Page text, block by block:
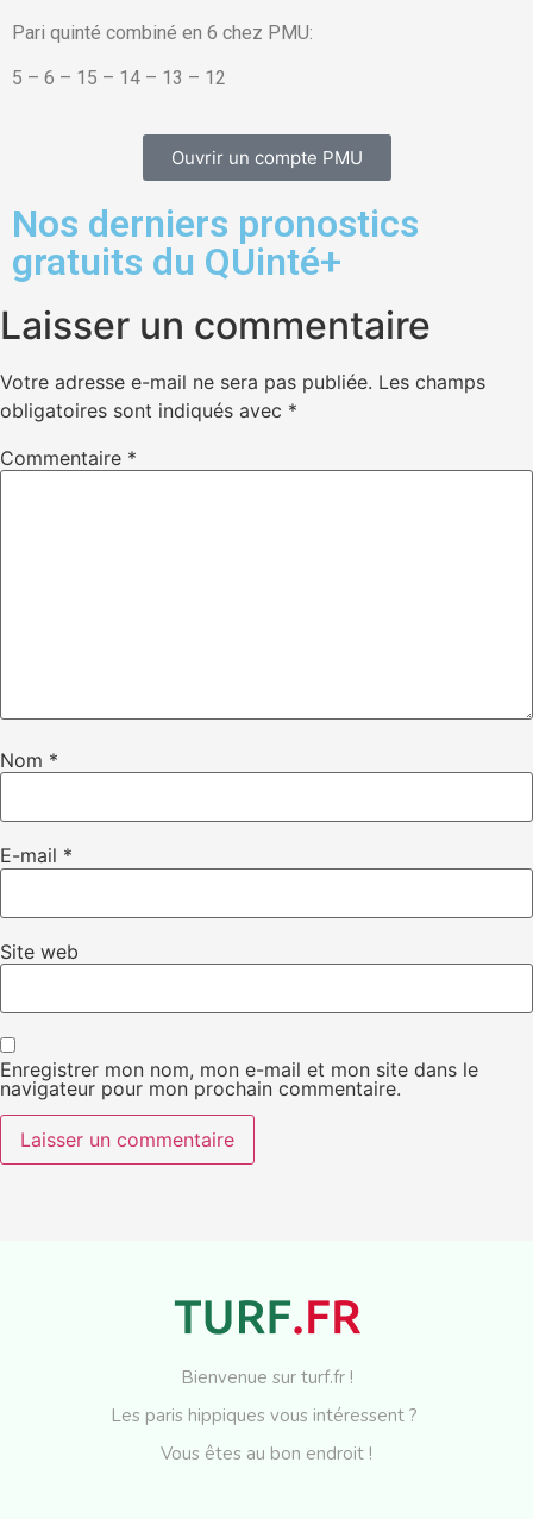
Pari quinté combiné en 6 chez PMU:
5 – 6 – 15 – 14 – 13 – 12
Ouvrir un compte PMU
Nos derniers pronostics
gratuits du QUinté+
Laisser un commentaire
Votre adresse e-mail ne sera pas publiée. Les champs
obligatoires sont indiqués avec *
Commentaire *
Nom *
E-mail *
Site web
Enregistrer mon nom, mon e-mail et mon site dans le
navigateur pour mon prochain commentaire.
Bienvenue sur turf.fr !
Les paris hippiques vous intéressent ?
Vous êtes au bon endroit !